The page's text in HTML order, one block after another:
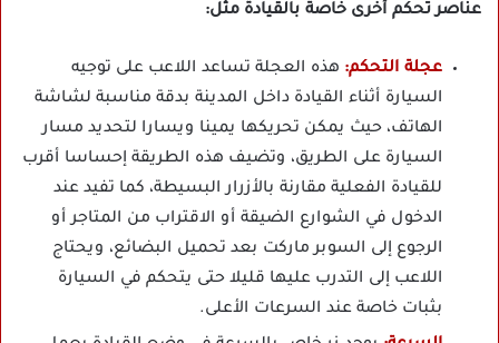
عناصر تحكم أخرى خاصة بالقيادة مثل:
عجلة التحكم: هذه العجلة تساعد اللاعب على توجيه
السيارة أثناء القيادة داخل المدينة بدقة مناسبة لشاشة
الهاتف، حيث يمكن تحريكها يمينا ويسارا لتحديد مسار
السيارة على الطريق، وتضيف هذه الطريقة إحساسا أقرب
للقيادة الفعلية مقارنة بالأزرار البسيطة، كما تفيد عند
الدخول في الشوارع الضيقة أو الاقتراب من المتاجر أو
الرجوع إلى السوبر ماركت بعد تحميل البضائع، ويحتاج
اللاعب إلى التدرب عليها قليلا حتى يتحكم في السيارة
بثبات خاصة عند السرعات الأعلى.